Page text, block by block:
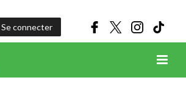
Se connecter